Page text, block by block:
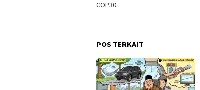
COP30
POS TERKAIT